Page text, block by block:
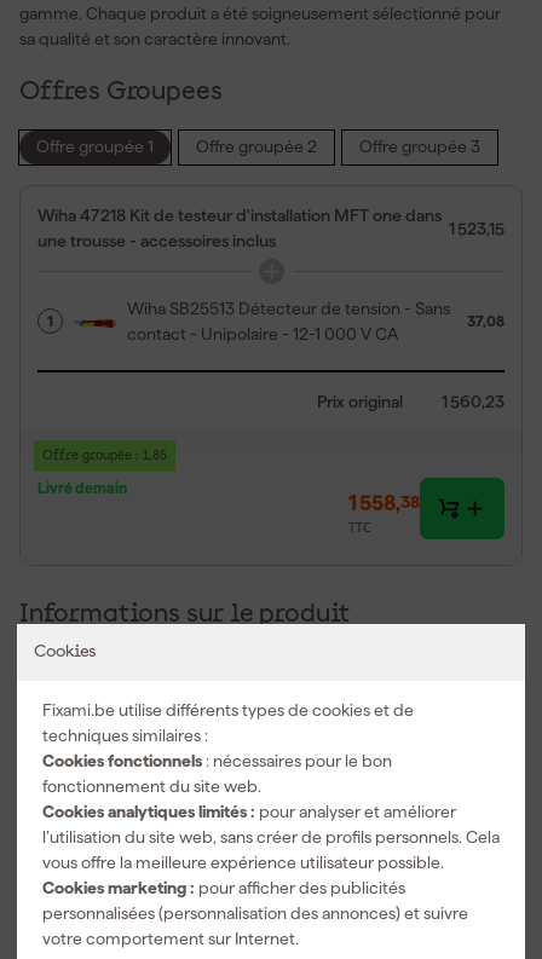
Cookies
Fixami.be utilise différents types de cookies et de
techniques similaires :
Cookies fonctionnels : nécessaires pour le bon
fonctionnement du site web.
Cookies analytiques limités : pour analyser et améliorer
l’utilisation du site web, sans créer de profils personnels. Cela
vous offre la meilleure expérience utilisateur possible.
Cookies marketing : pour afficher des publicités
personnalisées (personnalisation des annonces) et suivre
votre comportement sur Internet.
gamme. Chaque produit a été soigneusement sélectionné pour
sa qualité et son caractère innovant.
Offres Groupees
Offre groupée 1 Offre groupée 2 Offre groupée 3
Wiha 47218 Kit de testeur d'installation MFT one dans
une trousse - accessoires inclus
1 523,15
1
Wiha SB25513 Détecteur de tension - Sans
contact - Unipolaire - 12-1 000 V CA
37,08
Prix original 1 560,23
Offre groupée : 1,85
Livré demain
1 558,38
TTC
Informations sur le produit
Description du produit
accessoires
Vous travaillez plus rapidement et plus clairement avec ce
testeur d'installation pour installations fixes. Le Wiha 47218 Testeur
d'installation set MFT one en étui - incl. accessoires vous aide
avec une connexion intelligente à l'application et une
documentation numérique claire. Vous préparez le test avec
l'application Sparkify et effectuez les mesures de manière
intuitive avec la molette sur l'appareil. Ensuite, vous envoyez les
résultats sans contact via NFC et vous connectez tout
directement au bon circuit électrique. La fonction de test
Voir la description complète du produit
Caractéristiques
Catégorie de surtension